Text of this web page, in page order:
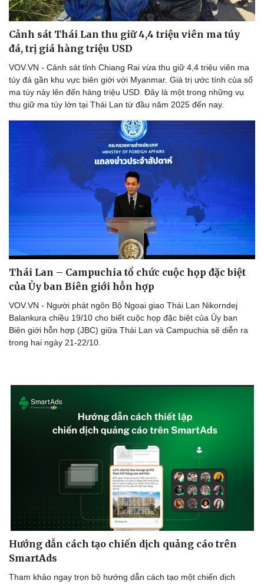
Bóng đá
Lịch thi đấu bóng đá
Thế giới thể thao
Hậu trường
Ô tô
Xe máy
Tư vấn
Cảnh sát Thái Lan thu giữ 4,4 triệu viên ma túy
đá, trị giá hàng triệu USD
VOV.VN - Cảnh sát tỉnh Chiang Rai vừa thu giữ 4,4 triệu viên ma
túy đá gần khu vực biên giới với Myanmar. Giá trị ước tính của số
ma túy này lên đến hàng triệu USD. Đây là một trong những vụ
thu giữ ma túy lớn tại Thái Lan từ đầu năm 2025 đến nay.
Thái Lan – Campuchia tổ chức cuộc họp đặc biệt
của Ủy ban Biên giới hỗn hợp
VOV.VN - Người phát ngôn Bộ Ngoại giao Thái Lan Nikorndej
Balankura chiều 19/10 cho biết cuộc họp đặc biệt của Ủy ban
Biên giới hỗn hợp (JBC) giữa Thái Lan và Campuchia sẽ diễn ra
trong hai ngày 21-22/10.
Hướng dẫn cách tạo chiến dịch quảng cáo trên
SmartAds
Tham khảo ngay trọn bộ hướng dẫn cách tạo một chiến dịch